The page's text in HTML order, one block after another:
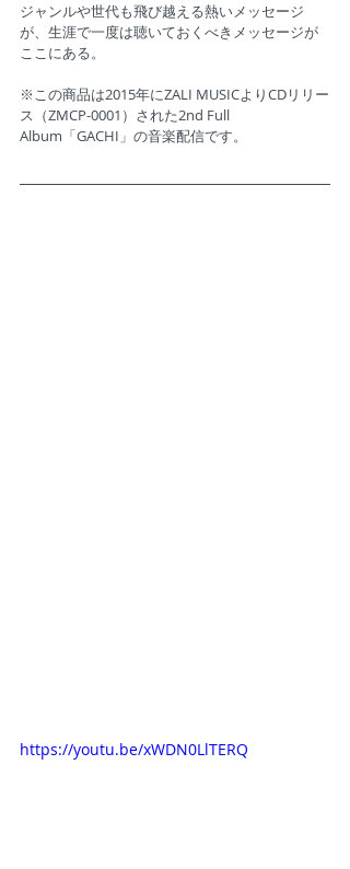
ジャンルや世代も飛び越える熱いメッセージ
が、生涯で一度は聴いておくべきメッセージが
ここにある。
​※この商品は2015年にZALI MUSICよりCDリリー
ス（ZMCP-0001）された2nd Full
Album「GACHI」の音楽配信です。
https://youtu.be/xWDN0LlTERQ